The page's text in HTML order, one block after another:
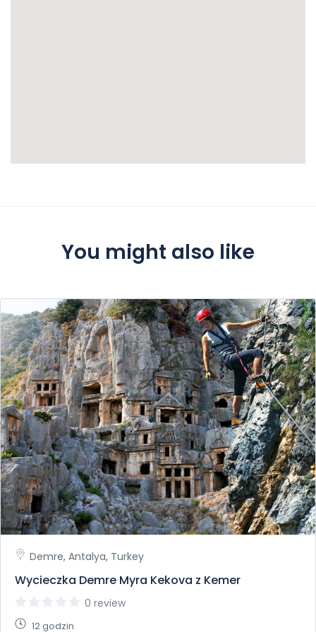
You might also like
Demre, Antalya, Turkey
Wycieczka Demre Myra Kekova z Kemer
0 review
12 godzin